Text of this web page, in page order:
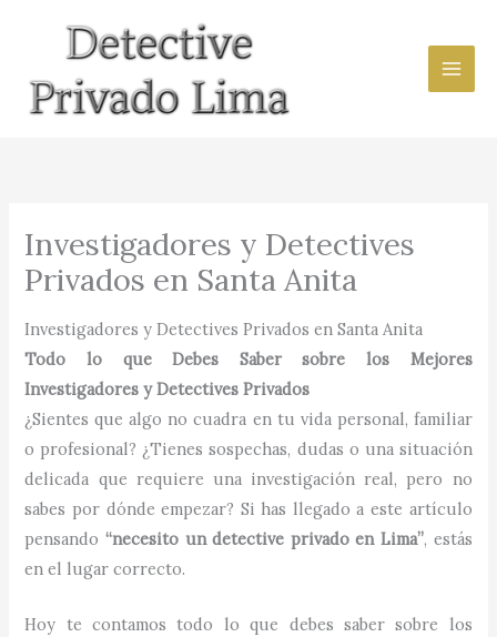
contenido
Investigadores y Detectives
Privados en Santa Anita
Investigadores y Detectives Privados en Santa Anita
Todo lo que Debes Saber sobre los Mejores
Investigadores y Detectives Privados
¿Sientes que algo no cuadra en tu vida personal, familiar
o profesional? ¿Tienes sospechas, dudas o una situación
delicada que requiere una investigación real, pero no
sabes por dónde empezar? Si has llegado a este artículo
pensando“necesito un detective privado en Lima”, estás
en el lugar correcto.
Hoy te contamos todo lo que debes saber sobre los